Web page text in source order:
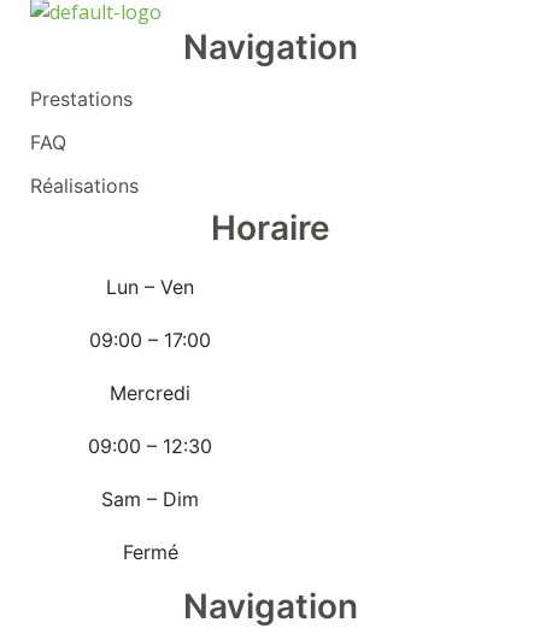
Navigation
Prestations
FAQ
Réalisations
Horaire
Lun – Ven
09:00 – 17:00
Mercredi
09:00 – 12:30
Sam – Dim
Fermé
Navigation